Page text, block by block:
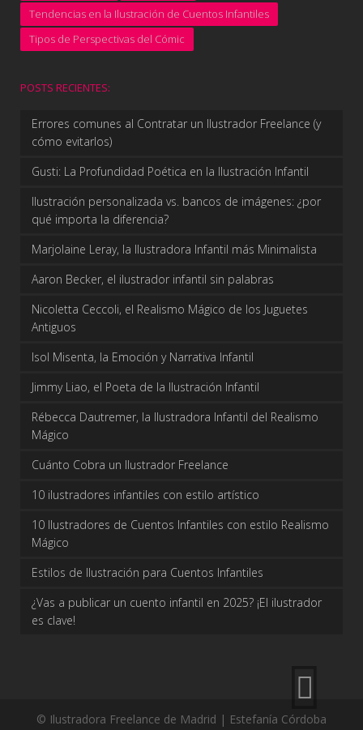
Tendencias en la Ilustración de Cuentos Infantiles
Tipos de Perspectivas del Cómic
POSTS RECIENTES:
Errores comunes al Contratar un Ilustrador Freelance (y
cómo evitarlos)
Gusti: La Profundidad Poética en la Ilustración Infantil
Ilustración personalizada vs. bancos de imágenes: ¿por
qué importa la diferencia?
Marjolaine Leray, la Ilustradora Infantil más Minimalista
Aaron Becker, el ilustrador infantil sin palabras
Nicoletta Ceccoli, el Realismo Mágico de los Juguetes
Antiguos
Isol Misenta, la Emoción y Narrativa Infantil
Jimmy Liao, el Poeta de la Ilustración Infantil
Rébecca Dautremer, la Ilustradora Infantil del Realismo
Mágico
Cuánto Cobra un Ilustrador Freelance
10 ilustradores infantiles con estilo artístico
10 Ilustradores de Cuentos Infantiles con estilo Realismo
Mágico
Estilos de Ilustración para Cuentos Infantiles
¿Vas a publicar un cuento infantil en 2025? ¡El ilustrador
es clave!
© Ilustradora Freelance de Madrid | Estefanía Córdoba